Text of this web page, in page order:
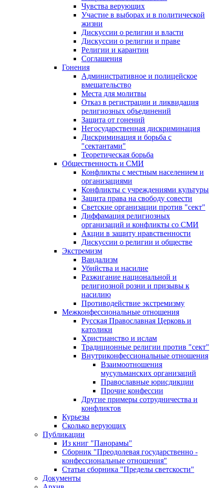
Чувства верующих
Участие в выборах и в политической
жизни
Дискуссии о религии и власти
Дискуссии о религии и праве
Религии и карантин
Соглашения
Гонения
Административное и полицейское
вмешательство
Места для молитвы
Отказ в регистрации и ликвидация
религиозных объединений
Защита от гонений
Негосударственная дискриминация
Дискриминация и борьба с
"сектантами"
Теоретическая борьба
Общественность и СМИ
Конфликты с местным населением и
организациями
Конфликты с учреждениями культуры
Защита права на свободу совести
Светские организации против "сект"
Диффамация религиозных
организаций и конфликты со СМИ
Акции в защиту нравственности
Дискуссии о религии и обществе
Экстремизм
Вандализм
Убийства и насилие
Разжигание национальной и
религиозной розни и призывы к
насилию
Противодействие экстремизму
Межконфессиональные отношения
Русская Православная Церковь и
католики
Христианство и ислам
Традиционные религии против "сект"
Внутриконфессиональные отношения
Взаимоотношения
мусульманских организаций
Православные юрисдикции
Прочие конфессии
Другие примеры сотрудничества и
конфликтов
Курьезы
Сколько верующих
Публикации
Из книг "Панорамы"
Сборник "Преодолевая государственно -
конфессиональные отношения"
Статьи сборника "Пределы светскости"
Документы